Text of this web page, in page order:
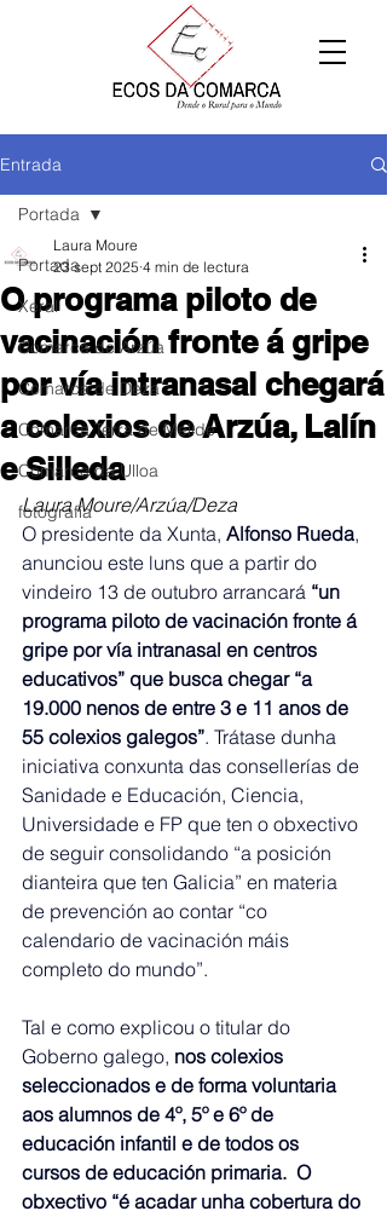
Entrada
Portada
Xeral
Comarca de Arzúa
Comarca de Deza
Comarca Terra de Melide
Comarca da Ulloa
fotografía
Portada
O programa piloto de
vacinación fronte á gripe
por vía intranasal chegará
a colexios de Arzúa, Lalín
e Silleda
Laura Moure
23 sept 2025 4 min de lectura
Laura Moure/Arzúa/Deza
O presidente da Xunta, Alfonso Rueda,
anunciou este luns que a partir do
vindeiro 13 de outubro arrancará “un
programa piloto de vacinación fronte á
gripe por vía intranasal en centros
educativos” que busca chegar “a
19.000 nenos de entre 3 e 11 anos de
55 colexios galegos”. Trátase dunha
iniciativa conxunta das consellerías de
Sanidade e Educación, Ciencia,
Universidade e FP que ten o obxectivo
de seguir consolidando “a posición
dianteira que ten Galicia” en materia
de prevención ao contar “co
calendario de vacinación máis
completo do mundo”.
Tal e como explicou o titular do
Goberno galego, nos colexios
seleccionados e de forma voluntaria
aos alumnos de 4º, 5º e 6º de
educación infantil e de todos os
cursos de educación primaria.  O
obxectivo “é acadar unha cobertura do